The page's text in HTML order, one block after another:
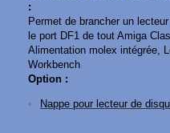
:
Permet de brancher un
le port DF1 de tout Amiga
Alimentation molex intégrée,
Workbench
Option :
Nappe pour lecteur de